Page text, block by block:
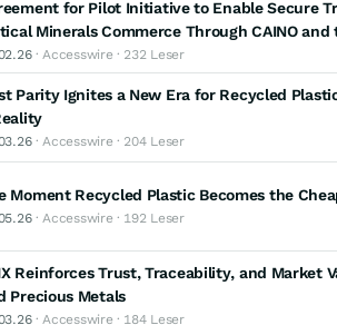
for Pilot Initiative to Enable Secure
Minerals Commerce Through CAINO
· Accesswire · 232 Leser
Parity Ignites a New Era for Recycled
· Accesswire · 204 Leser
Moment Recycled Plastic Becomes the
· Accesswire · 192 Leser
Reinforces Trust, Traceability, and Market
Precious Metals
· Accesswire · 184 Leser